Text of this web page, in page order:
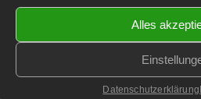
Alles
Datenschutzerklärung
2026 KT1 Privatfernsehen -
Homepage &